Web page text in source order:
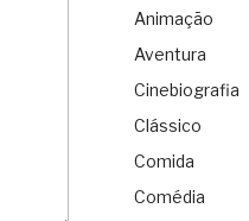
Animação
Aventura
Cinebiografia
Clássico
Comida
Comédia